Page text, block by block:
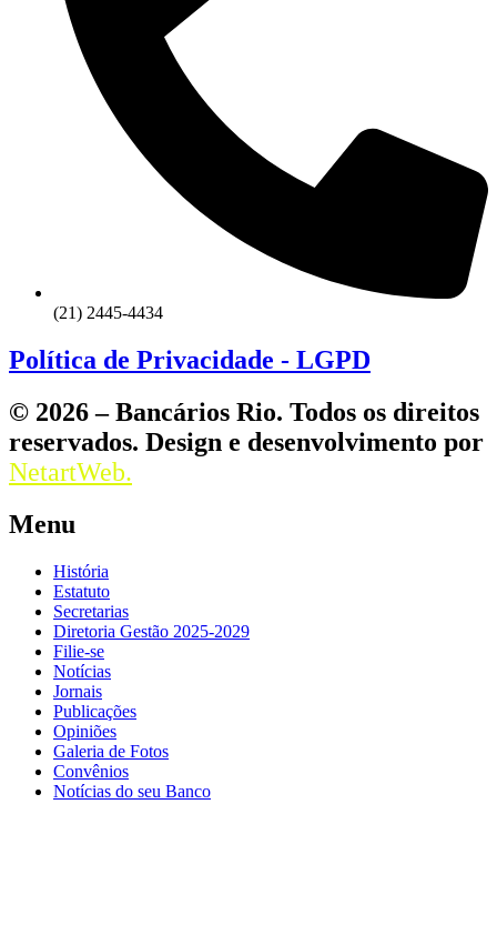
(21) 2445-4434
Política de Privacidade - LGPD
© 2026 – Bancários Rio. Todos os direitos
reservados. Design e desenvolvimento por
NetartWeb.
Menu
História
Estatuto
Secretarias
Diretoria Gestão 2025-2029
Filie-se
Notícias
Jornais
Publicações
Opiniões
Galeria de Fotos
Convênios
Notícias do seu Banco